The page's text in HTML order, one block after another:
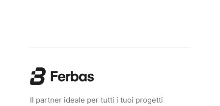
Il partner ideale per tutti i tuoi progetti